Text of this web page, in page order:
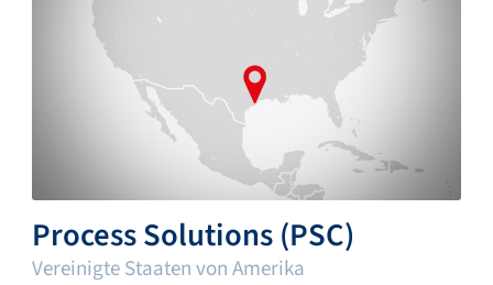
Process Solutions (PSC)
Vereinigte Staaten von Amerika